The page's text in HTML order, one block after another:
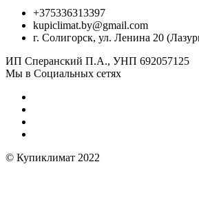
+375336313397
kupiclimat.by@gmail.com
г. Солигорск, ул. Ленина 20
ИП Сперанский П.А., УНП 692057125
Мы в Социальных сетях
© Купиклимат 2022